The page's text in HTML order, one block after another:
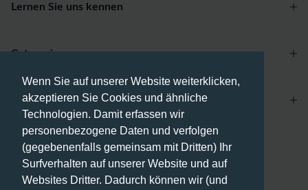
Wenn Sie auf unserer Website weiterklicken,
akzeptieren Sie Cookies und ähnliche
Technologien. Damit erfassen wir
personenbezogene Daten und verfolgen
(gegebenenfalls gemeinsam mit Dritten) Ihr
Surfverhalten auf unserer Website und auf
Websites Dritter. Dadurch können wir (und
Lernen Sie uns kennen
Zahlungsmethoden
Categories
Account